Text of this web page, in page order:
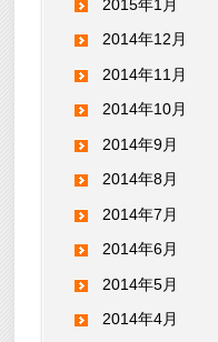
2015年1月
2014年12月
2014年11月
2014年10月
2014年9月
2014年8月
2014年7月
2014年6月
2014年5月
2014年4月